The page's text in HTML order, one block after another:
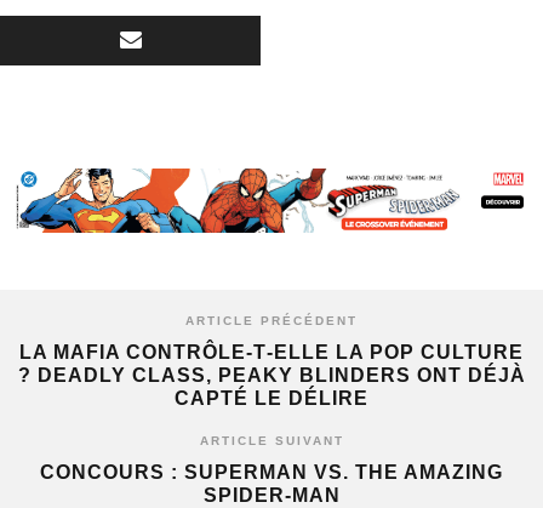
ARTICLE PRÉCÉDENT
LA MAFIA CONTRÔLE‑T‑ELLE LA POP CULTURE
? DEADLY CLASS, PEAKY BLINDERS ONT DÉJÀ
CAPTÉ LE DÉLIRE
ARTICLE SUIVANT
CONCOURS : SUPERMAN VS. THE AMAZING
SPIDER-MAN